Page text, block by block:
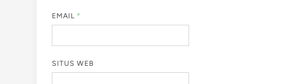
EMAIL *
SITUS WEB